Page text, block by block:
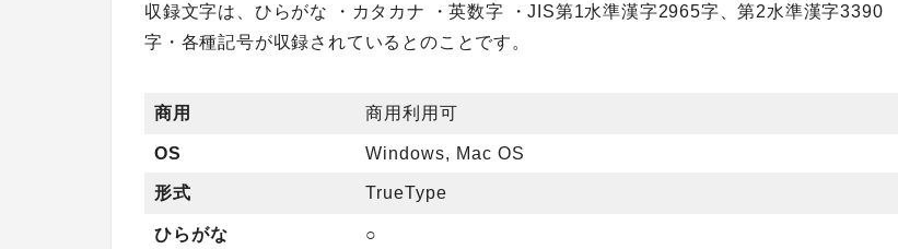
収録文字は、ひらがな ・カタカナ ・英数字 ・JIS第1水準漢字2965字、第2水準漢字3390
字・各種記号が収録されているとのことです。
商用 商用利用可
OS Windows, Mac OS
形式 TrueType
ひらがな ○